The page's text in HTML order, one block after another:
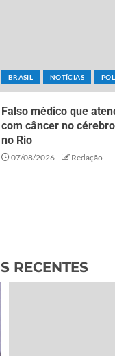
BRASIL NOTÍCIAS
Falso médico que
com câncer no
no Rio
07/08/2026 Redação
RECENTES